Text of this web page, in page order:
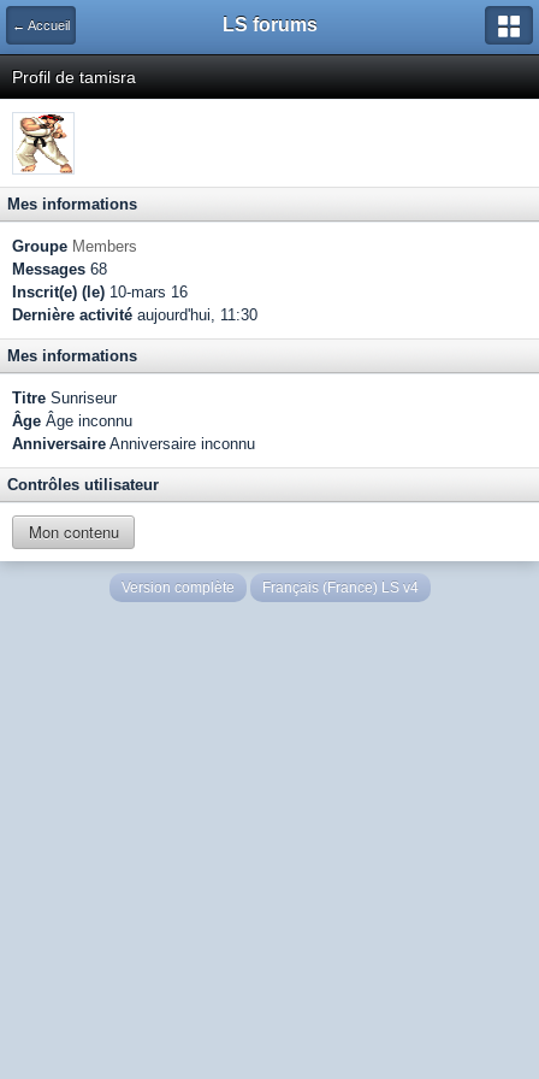
← Accueil LS forums
Profil de tamisra
Mes informations
Groupe Members
Messages 68
Inscrit(e) (le) 10-mars 16
Dernière activité aujourd'hui, 11:30
Mes informations
Titre Sunriseur
Âge Âge inconnu
Anniversaire Anniversaire inconnu
Contrôles utilisateur
Mon contenu
Version complète Français (France) LS v4